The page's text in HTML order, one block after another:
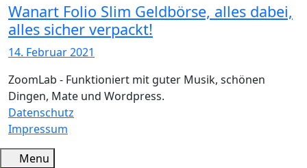
Wanart Folio Slim Geldbörse, alles dabei,
alles sicher verpackt!
14. Februar 2021
ZoomLab - Funktioniert mit guter Musik, schönen
Dingen, Mate und Wordpress.
Datenschutz
Impressum
Menu